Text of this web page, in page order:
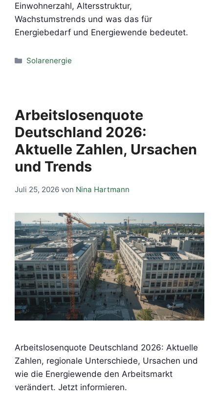
Einwohnerzahl, Altersstruktur,
Wachstumstrends und was das für
Energiebedarf und Energiewende bedeutet.
Kategorien
Solarenergie
Arbeitslosenquote
Deutschland 2026:
Aktuelle Zahlen, Ursachen
und Trends
Juli 25, 2026 von Nina Hartmann
Arbeitslosenquote Deutschland 2026: Aktuelle
Zahlen, regionale Unterschiede, Ursachen und
wie die Energiewende den Arbeitsmarkt
verändert. Jetzt informieren.